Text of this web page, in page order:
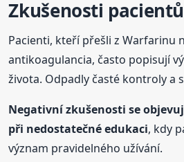
Zkušenosti
Pacienti, kteří přešli z Warfarinu
antikoagulancia, často popisují
života. Odpadly časté kontroly a
Negativní zkušenosti se
při nedostatečné edukaci, kdy
význam pravidelného užívání.